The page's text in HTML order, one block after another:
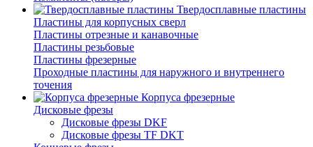
Твердосплавные пластины
Пластины для корпусных сверл
Пластины отрезные и канавочные
Пластины резьбовые
Пластины фрезерные
Проходные пластины для наружного и внутреннего
точения
Корпуса фрезерные
Дисковые фрезы
Дисковые фрезы DKF
Дисковые фрезы TF DKT